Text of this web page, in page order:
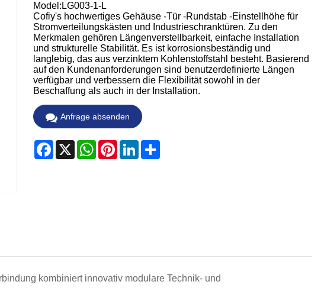
Svenska
magyar
Malay
Model:LG003-1-L
Cofiy's hochwertiges Gehäuse -Tür -Rundstab -Einstellhöhe für
Stromverteilungskästen und Industrieschranktüren. Zu den
Merkmalen gehören Längenverstellbarkeit, einfache Installation
und strukturelle Stabilität. Es ist korrosionsbeständig und
langlebig, das aus verzinktem Kohlenstoffstahl besteht. Basierend
auf den Kundenanforderungen sind benutzerdefinierte Längen
verfügbar und verbessern die Flexibilität sowohl in der
Beschaffung als auch in der Installation.
Anfrage absenden
Facebook
X WhatsApp
PinterestLinkedInShare
kombiniert innovativ modulare Technik- und